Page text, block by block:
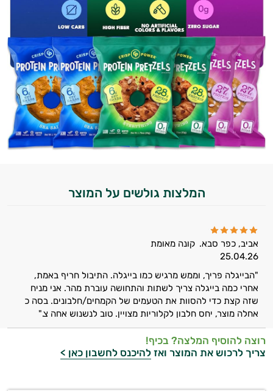
המלצות גולשים על המוצר
אביב, כפר סבא. קונה מאומת
25.04.26
"הבייגלה פריך, וממש מרגיש כמו בייגלה. התיבול חריף באמת,
אחרי כמה בייגלה צריך לשתות והתחושה עוברת מהר. אני מניח
שזה קצת כדי להסוות את הטעמים של הקמחים/חלבונים. בסה כ
אחלה מוצר, יחס חלבון לקלוריות מצויין. טוב לנשנוש אחה צ."
רוצה להוסיף המלצה? בכיף!
צריך לרכוש את המוצר ואז להיכנס לחשבון כאן >